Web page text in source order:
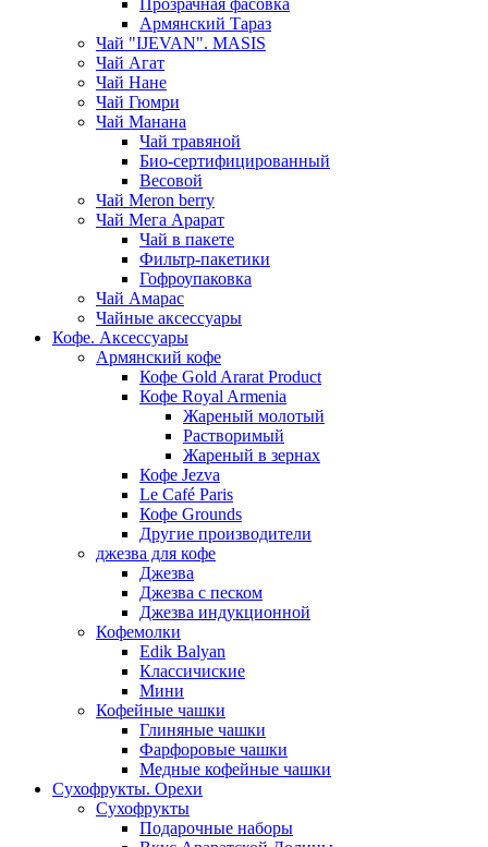
Прозрачная фасовка
Армянский Тараз
Чай "IJEVAN". MASIS
Чай Агат
Чай Нане
Чай Гюмри
Чай Манана
Чай травяной
Био-сертифицированный
Весовой
Чай Meron berry
Чай Мега Арарат
Чай в пакете
Фильтр-пакетики
Гофроупаковка
Чай Амарас
Чайные аксессуары
Кофе. Аксессуары
Армянский кофе
Кофе Gold Ararat Product
Кофе Royal Armenia
Жареный молотый
Растворимый
Жареный в зернах
Кофе Jezva
Le Café Paris
Кофе Grounds
Другие производители
джезва для кофе
Джезва
Джезва с песком
Джезва индукционной
Кофемолки
Edik Balyan
Классичиские
Мини
Кофейные чашки
Глиняные чашки
Фарфоровые чашки
Медные кофейные чашки
Сухофрукты. Орехи
Сухофрукты
Подарочные наборы